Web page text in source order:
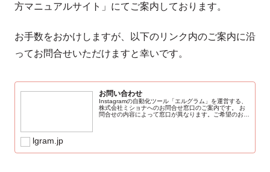
方マニュアルサイト」にてご案内しております。
お手数をおかけしますが、以下のリンク内のご案内に沿
ってお問合せいただけますと幸いです。
お問い合わせ
Instagramの自動化ツール「エルグラム」を運営する、
株式会社ミショナへのお問合せ窓口のご案内です。 お
問合せの内容によって窓口が異なります。ご希望のお問
lgram.jp